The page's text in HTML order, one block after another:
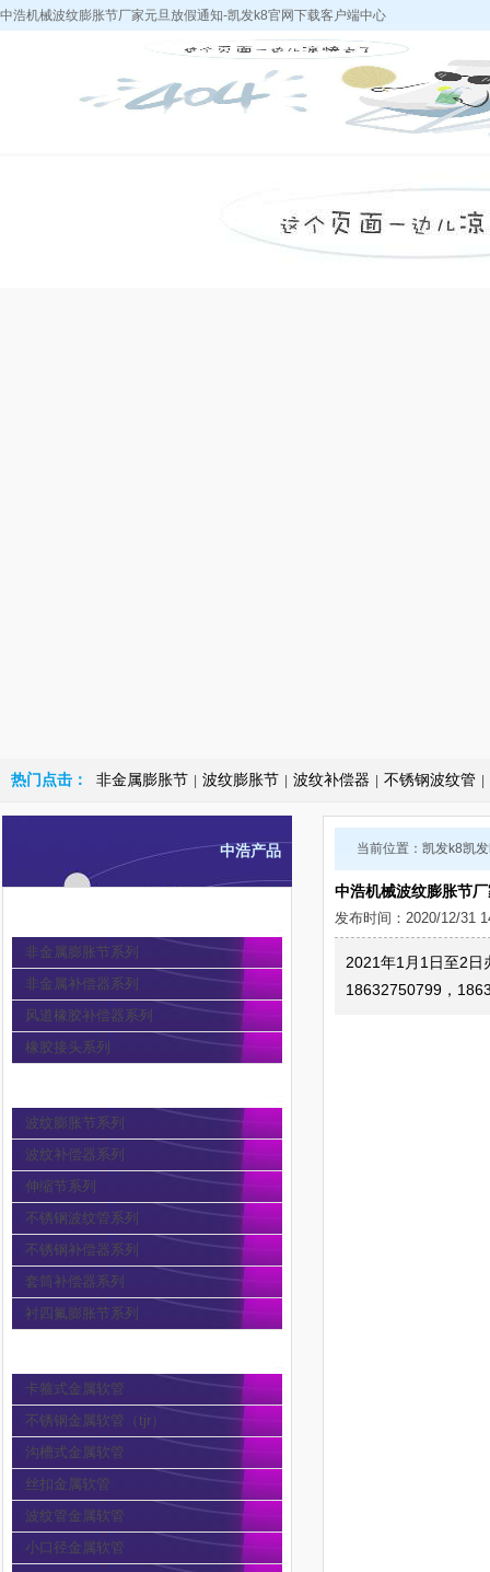
中浩机械波纹膨胀节厂家元旦放假通知-凯发k8官网下载客户端中心
热门点击： 非金属膨胀节 波纹膨胀节 波纹补偿器 不锈钢波纹管
当前位置： 凯发k8凯
中浩机械波纹膨胀节
发布时间：2020/12/31
2021年1月1日至2日
18632750799，
中浩产品
非金属膨胀节系列
非金属补偿器系列
风道橡胶补偿器系列
橡胶接头系列
波纹膨胀节系列
波纹补偿器系列
伸缩节系列
不锈钢波纹管系列
不锈钢补偿器系列
套筒补偿器系列
衬四氟膨胀节系列
卡箍式金属软管
不锈钢金属软管（tjr）
沟槽式金属软管
丝扣金属软管
波纹管金属软管
小口径金属软管